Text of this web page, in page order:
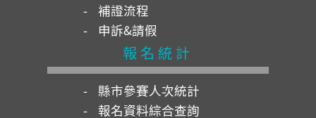
補證流程
申訴&請假
報名統計
縣市參賽人次統計
報名資料綜合查詢